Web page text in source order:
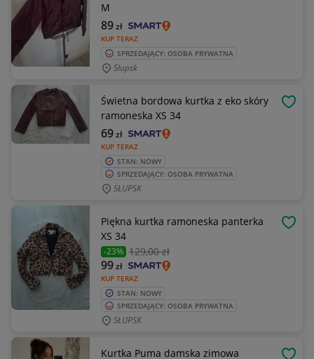
M
KUP TERAZ
89zł
SPRZEDAJĄCY: OSOBA PRYWATNA
Słupsk
Świetna bordowa kurtka z eko skóry
ramoneska XS 34
KUP TERAZ
69zł
STAN: NOWY
SPRZEDAJĄCY: OSOBA PRYWATNA
SŁUPSK
Piękna kurtka ramoneska panterka
XS 34
-23% 129,00 zł
KUP TERAZ
99zł
STAN: NOWY
SPRZEDAJĄCY: OSOBA PRYWATNA
SŁUPSK
Kurtka Puma damska zimowa